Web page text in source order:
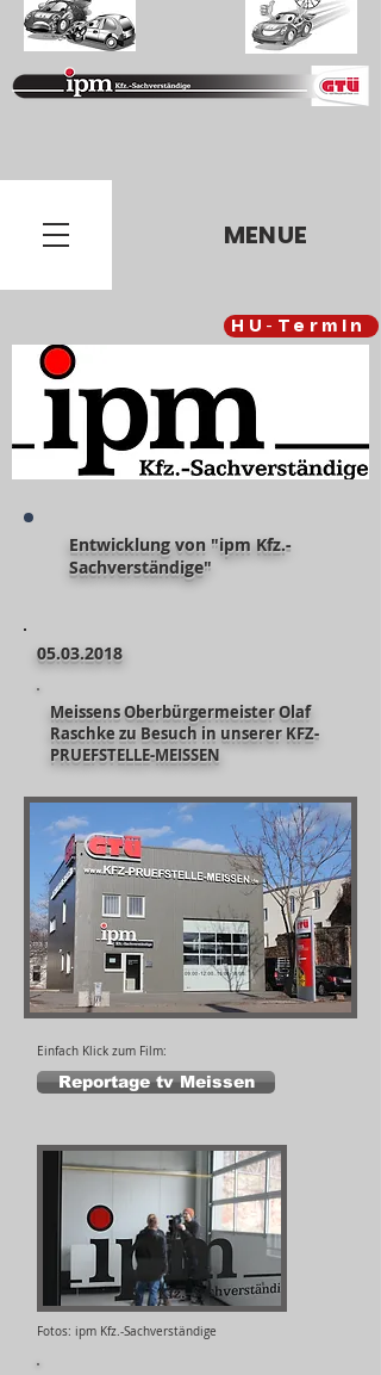
MENUE
HU-Termin
Entwicklung von "ipm Kfz.-
Sachverständige"
05.03.2018
Meissens Oberbürgermeister Olaf
Raschke zu Besuch in unserer KFZ-
PRUEFSTELLE-MEISSEN
Einfach Klick zum Film:
Reportage tv Meissen
Fotos: ipm Kfz.-Sachverständige